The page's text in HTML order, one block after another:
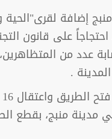
إضافة
على قانون
عدد من
.
منبج، بقطع